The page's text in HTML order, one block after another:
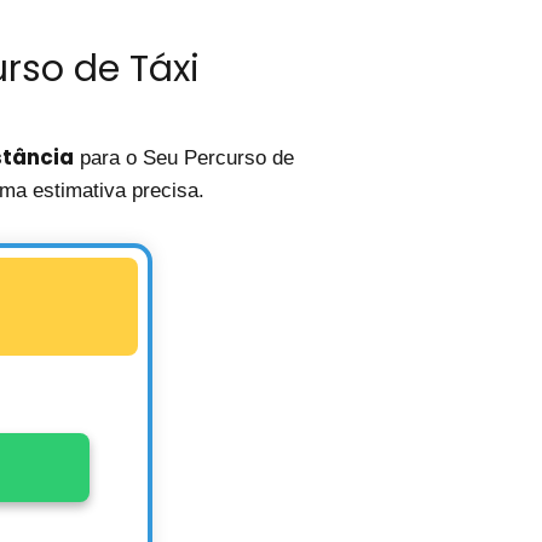
de Táxi
para o Seu Percurso de
estimativa precisa.